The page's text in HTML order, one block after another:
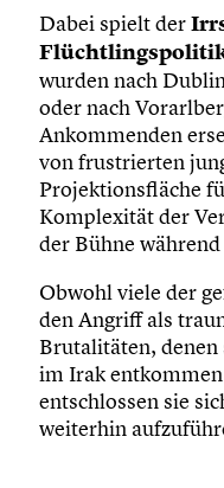
Dabei spielt der
wurden nach
oder nach
Ankommenden
von frustrierten
Projektionsfläche
Komplexität der
der Bühne
Obwohl viele der
den Angriff als
Brutalitäten, denen
im Irak
entschlossen sie
weiterhin